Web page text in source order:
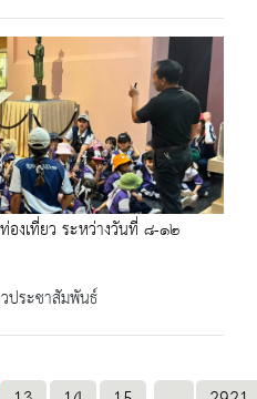
องเที่ยว ระหว่างวันที่ ๘-๑๒
ประชาสัมพันธ์